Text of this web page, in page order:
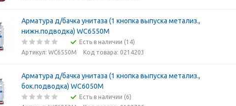
Арматура д/бачка унитаза (1 кнопка выпуска метализ.,
нижн.подводка) WC6550M
Есть в наличии (14)
Артикул: WC6550M
Код товара: 0214203
Арматура д/бачка унитаза (1 кнопка выпуска метализ.,
бок.подводка) WC6050M
Есть в наличии (6)